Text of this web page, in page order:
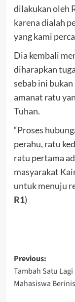
dilakukan oleh
karena dialah
yang kami
Dia kembali
diharapkan
sebab ini
amanat ratu
Tuhan.
“Proses
perahu, ratu
ratu pertama
masyarakat
untuk menuju
R1)
Post
Previous:
Tambah Satu
Mahasiswa